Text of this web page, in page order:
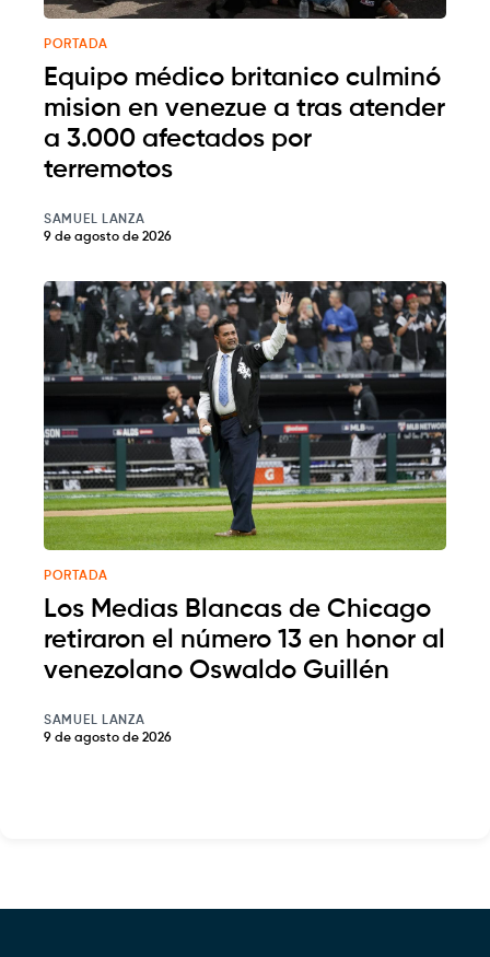
PORTADA
Equipo médico britanico culminó
mision en venezue a tras atender
a 3.000 afectados por
terremotos
SAMUEL LANZA
9 de agosto de 2026
PORTADA
Los Medias Blancas de Chicago
retiraron el número 13 en honor al
venezolano Oswaldo Guillén
SAMUEL LANZA
9 de agosto de 2026